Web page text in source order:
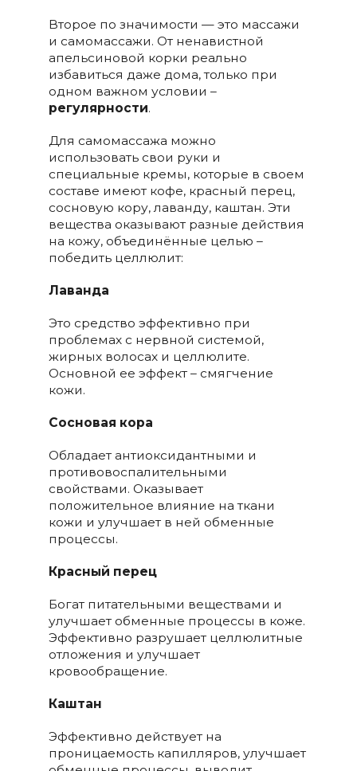
Второе по значимости — это массажи
и самомассажи. От ненавистной
апельсиновой корки реально
избавиться даже дома, только при
одном важном условии –
регулярности.
Для самомассажа можно
использовать свои руки и
специальные кремы, которые в своем
составе имеют кофе, красный перец,
сосновую кору, лаванду, каштан. Эти
вещества оказывают разные действия
на кожу, объединённые целью –
победить целлюлит:
Лаванда
Это средство эффективно при
проблемах с нервной системой,
жирных волосах и целлюлите.
Основной ее эффект – смягчение
кожи.
Сосновая кора
Обладает антиоксидантными и
противовоспалительными
свойствами. Оказывает
положительное влияние на ткани
кожи и улучшает в ней обменные
процессы.
Красный перец
Богат питательными веществами и
улучшает обменные процессы в коже.
Эффективно разрушает целлюлитные
отложения и улучшает
кровообращение.
Каштан
Эффективно действует на
проницаемость капилляров, улучшает